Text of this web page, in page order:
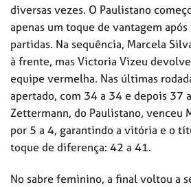
diversas vezes. O Paulistano
apenas um toque de vantagem
partidas. Na sequência, Marcela
à frente, mas Victoria Vizeu
equipe vermelha. Nas últimas
apertado, com 34 a 34 e depois 37
Zettermann, do Paulistano, venceu
por 5 a 4, garantindo a vitória e o
toque de diferença: 42 a 41.
No sabre feminino, a final voltou a